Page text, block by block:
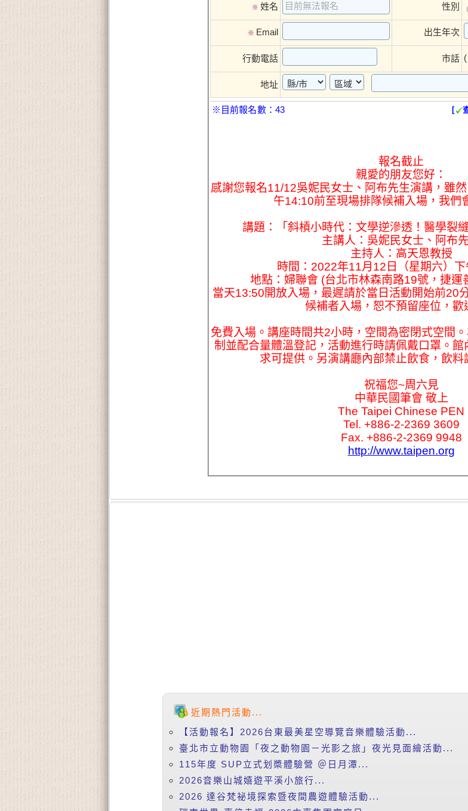
※ 姓名 性別
※ Email 出生年次
行動電話 市話 (
地址
※目前報名數：43 [
報名截止
親愛的朋友您好：
感謝您報名11/12吳妮民女士、阿布先生演講，雖
午14:10前至現場排隊候補入場，我們
講題：「斜槓小時代：文學逆滲透！醫學裂
主講人：吳妮民女士、阿布
主持人：高天恩教授
時間：2022年11月12日（星期六）
地點：婦聯會 (台北市林森南路19號，捷運
當天13:50開放入場，最遲請於當日活動開始前20
候補者入場，恕不預留座位，歡
免費入場。講座時間共2小時，空間為密閉式空間
制並配合量體溫登記，活動進行時請佩戴口罩。
求可提供。另演講廳內部禁止飲食，飲料
祝福您~周六見
中華民國筆會 敬上
The Taipei Chinese PEN
Tel. +886-2-2369 3609
Fax. +886-2-2369 9948
http://www.taipen.org
近期熱門活動...
【活動報名】2026台東最美星空導覽音樂體驗活動...
臺北市立動物園「夜之動物園－光影之旅」夜光見面繪活動...
115年度 SUP立式划槳體驗營 ＠日月潭...
2026音樂山城嬉遊平溪小旅行...
2026 達谷梵祕境探索暨夜間農遊體驗活動...